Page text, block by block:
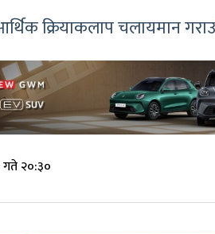
क्रियाकलाप चलायमान
२०:३०